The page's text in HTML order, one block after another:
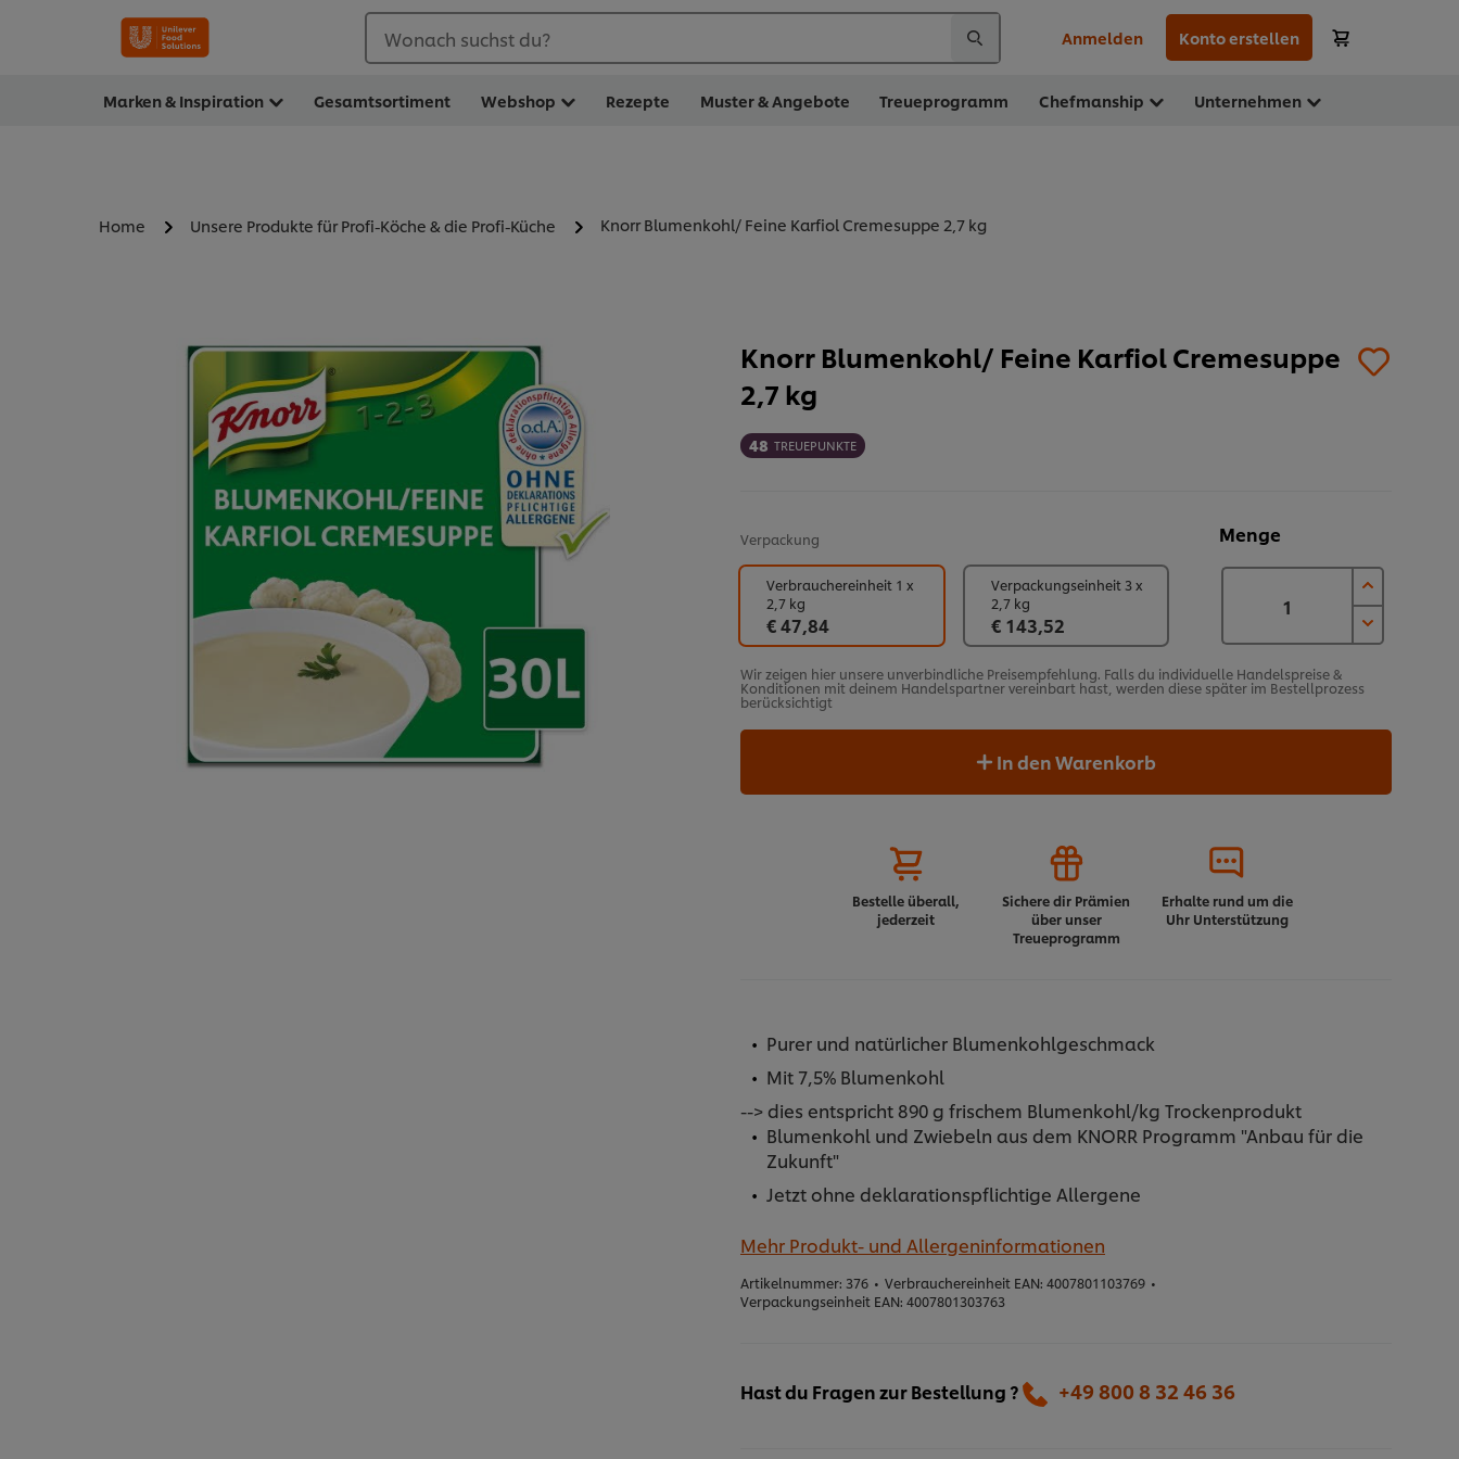
Wonach suchst du? Anmelden Konto erstellen
Marken & Inspiration Gesamtsortiment Webshop Rezepte Muster & Angebote Treueprogramm Chefmanship Unternehmen
Home Unsere Produkte für Profi-Köche & die Profi-Küche Knorr Blumenkohl/ Feine Karfiol Cremesuppe 2,7 kg
Knorr Blumenkohl/ Feine Karfiol Cremesuppe
2,7 kg
48 TREUEPUNKTE
Verpackung Menge
Verbrauchereinheit 1 x
2,7 kg
€ 47,84
Verpackungseinheit 3 x
2,7 kg
€ 143,52
Wir zeigen hier unsere unverbindliche Preisempfehlung. Falls du individuelle Handelspreise &
Konditionen mit deinem Handelspartner vereinbart hast, werden diese später im Bestellprozess
berücksichtigt
In den Warenkorb
Bestelle überall,
jederzeit
Sichere dir Prämien
über unser
Treueprogramm
Erhalte rund um die
Uhr Unterstützung
Purer und natürlicher Blumenkohlgeschmack
Mit 7,5% Blumenkohl
--> dies entspricht 890 g frischem Blumenkohl/kg Trockenprodukt
Blumenkohl und Zwiebeln aus dem KNORR Programm "Anbau für die
Zukunft"
Jetzt ohne deklarationspflichtige Allergene
Mehr Produkt- und Allergeninformationen
Artikelnummer: 376 • Verbrauchereinheit EAN: 4007801103769 •
Verpackungseinheit EAN: 4007801303763
Hast du Fragen zur Bestellung ? +49 800 8 32 46 36